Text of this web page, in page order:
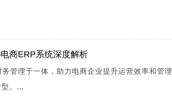
商ERP系统深度解析
管理于一体，助力电商企业提升运营效率和管
。...